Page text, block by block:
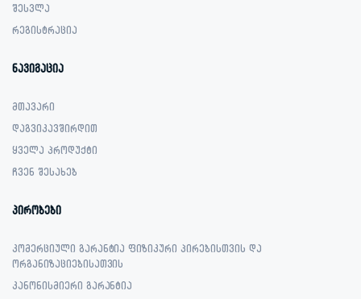
შესვლა
რეგისტრაცია
ნავიგაცია
მთავარი
დაგვიკავშირდით
ყველა პროდუქტი
ჩვენ შესახებ
პირობები
კომერციული გარანტია ფიზიკური პირებისთვის და
ორგანიზაციებისათვის
კანონისმიერი გარანტია